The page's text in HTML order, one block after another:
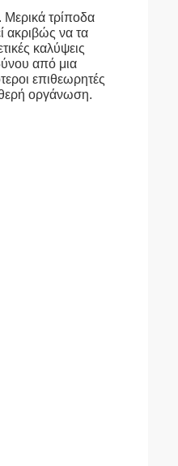
τρίποδα
ακριβώς να τα
καλύψεις
από μια
επιθεωρητές
οργάνωση.